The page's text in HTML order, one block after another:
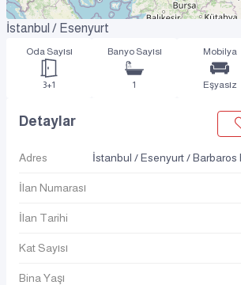
İstanbul / Esenyurt
Oda Sayısı
3+1
Banyo Sayısı
1
Mobilya
Eşyasız
Detaylar
Adres İstanbul / Esenyurt / Barbaros
İlan Numarası
İlan Tarihi
Kat Sayısı
Bina Yaşı